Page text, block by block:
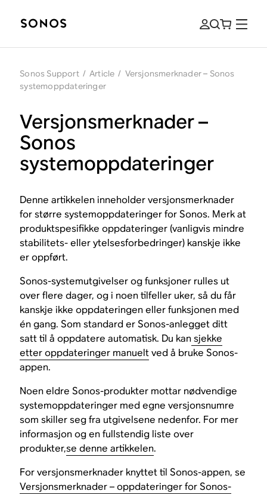
Sonos Support / Article / Versjonsmerknader – Sonos
systemoppdateringer
Versjonsmerknader –
Sonos
systemoppdateringer
Denne artikkelen inneholder versjonsmerknader
for større systemoppdateringer for Sonos. Merk at
produktspesifikke oppdateringer (vanligvis mindre
stabilitets- eller ytelsesforbedringer) kanskje ikke
er oppført.
Sonos-systemutgivelser og funksjoner rulles ut
over flere dager, og i noen tilfeller uker, så du får
kanskje ikke oppdateringen eller funksjonen med
én gang. Som standard er Sonos-anlegget ditt
satt til å oppdatere automatisk. Du kansjekke
etter oppdateringer manueltved å bruke Sonos-
appen.
Noen eldre Sonos-produkter mottar nødvendige
systemoppdateringer med egne versjonsnumre
som skiller seg fra utgivelsene nedenfor. For mer
informasjon og en fullstendig liste over
produkter,se denne artikkelen.
For versjonsmerknader knyttet til Sonos-appen, se
Versjonsmerknader – oppdateringer for Sonos-